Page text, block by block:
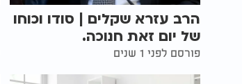
הרב עזרא שקלים | סודו וכוחו
של יום זאת חנוכה.
פורסם לפני 1 שנים